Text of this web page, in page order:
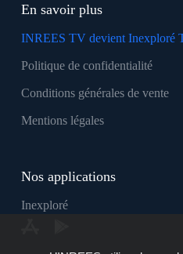
En savoir plus
INREES TV devient Inexploré
Politique de confidentialité
Conditions générales de vente
Mentions légales
Nos applications
Inexploré